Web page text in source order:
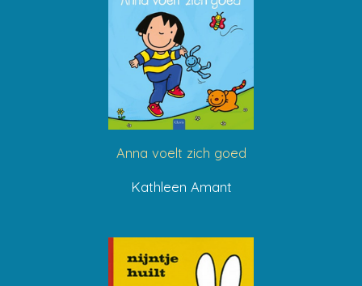
Anna voelt zich goed
Kathleen Amant